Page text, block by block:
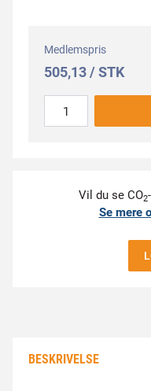
Medlemspris
505,13 / STK
Vil du se CO2
Se mere
BESKRIVELSE